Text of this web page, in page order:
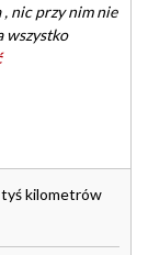
nic przy nim nie
wszystko
kilometrów